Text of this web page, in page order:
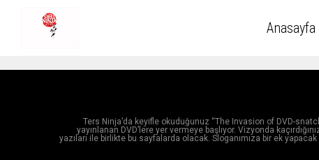
Anasayfa
Ters Ninja’da keyifle okuduğunuz “The Invasion of DVD-
yayınlanan DVD’lere yer vermeye başlıyor. Vizyonda
yazıları ile birlikte bu sayfalarda olacak. Sloganımıza bir ek